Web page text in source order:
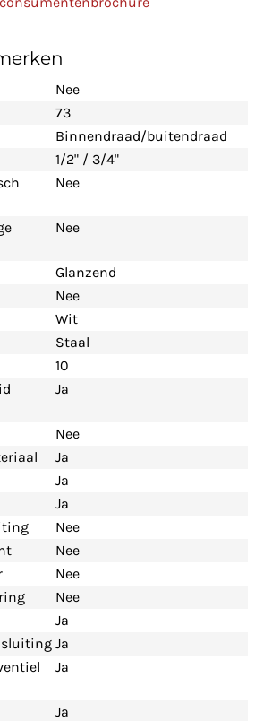
Nee
73
Binnendraad/buitendraad
1/2" / 3/4"
Nee
Nee
Glanzend
Nee
Wit
Staal
10
Ja
Nee
Ja
Ja
Ja
Nee
Nee
Nee
Nee
Ja
Ja
Ja
Ja